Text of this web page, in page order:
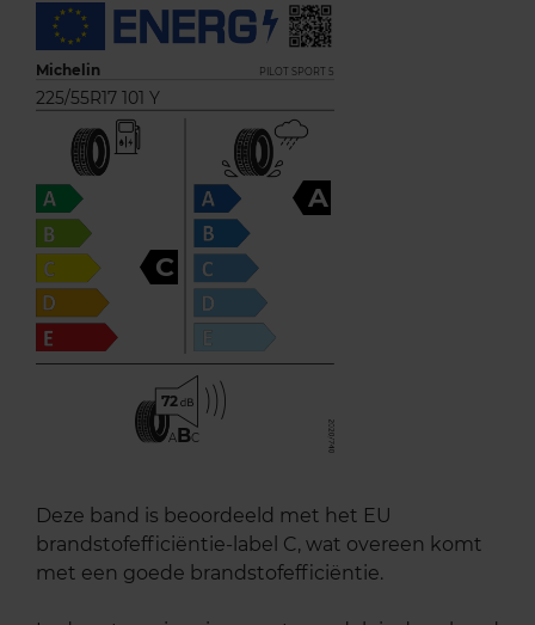
Michelin PILOT SPORT 5
225/55R17 101 Y
C
A
72
ABC
Deze band is beoordeeld met het EU
brandstofefficiëntie-label C, wat overeen komt
met een goede brandstofefficiëntie.